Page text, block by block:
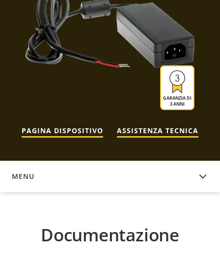
GARANZIA DI
3 ANNI
PAGINA DISPOSITIVO ASSISTENZA TECNICA
MENU
DOCUMENTAZIONE
Documentazione